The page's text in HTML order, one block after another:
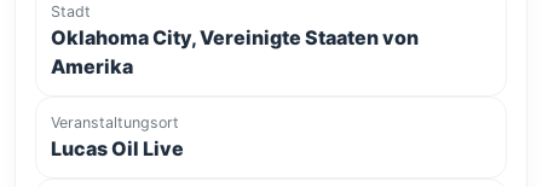
Stadt
Oklahoma City, Vereinigte Staaten von
Amerika
Veranstaltungsort
Lucas Oil Live